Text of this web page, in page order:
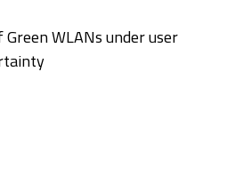
WLANs under user